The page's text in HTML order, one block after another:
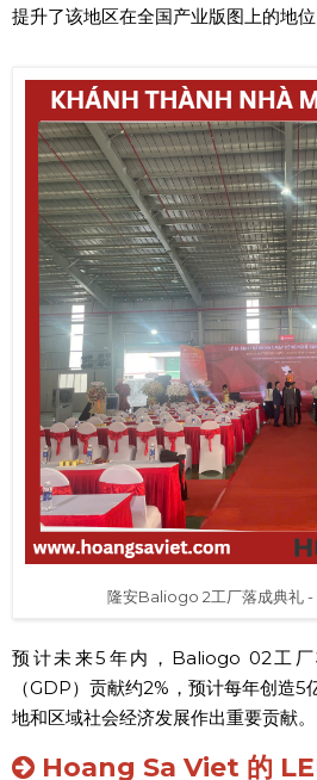
提升了该地区在全国产业版图上的地位
隆安Baliogo 2工厂落成典礼
预计未来5年内，Baliogo 02工
（GDP）贡献约2%，预计每年创造5
地和区域社会经济发展作出重要贡献。
Hoang Sa Viet 的